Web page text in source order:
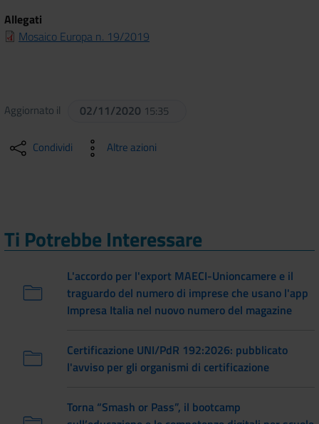
Allegati
Mosaico Europa n. 19/2019
Aggiornato il 02/11/2020 15:35
Condividi Altre azioni
Ti Potrebbe Interessare
L'accordo per l'export MAECI-Unioncamere e il
traguardo del numero di imprese che usano l'app
Impresa Italia nel nuovo numero del magazine
Certificazione UNI/PdR 192:2026: pubblicato
l'avviso per gli organismi di certificazione
Torna “Smash or Pass”, il bootcamp